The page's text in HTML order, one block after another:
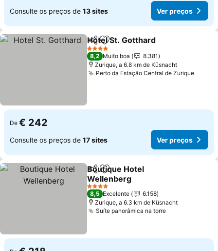
Consulte os preços de 13 sites Ver preços
PartilharAdicionar aos favoritos
Hotel St. Gotthard
4 Estrelas
8,2 Muito boa
8.381
Zurique, a 6.8 km de Küsnacht
Perto da Estação Central de ZuriqueVer
De € 242
Consulte os preços de 17 sites Ver preços
PartilharAdicionar aos favoritos
Boutique Hotel
Wellenberg
Ver preços
4 Estrelas
8,5 Excelente
6.158
Zurique, a 6.3 km de Küsnacht
Suíte panorâmica na torreVer preços